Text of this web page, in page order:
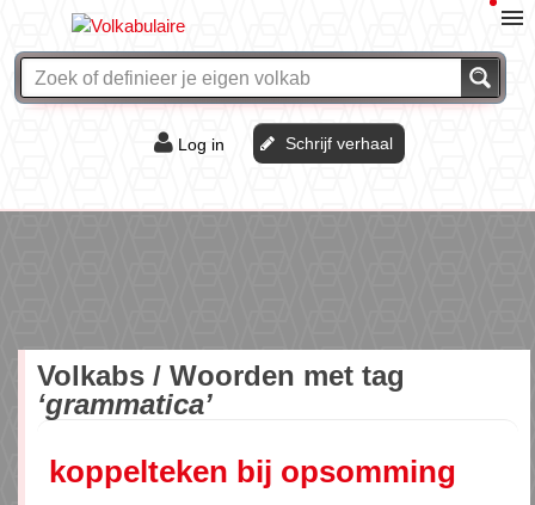
Log in Schrijf verhaal
Volkabs / Woorden met tag
‘grammatica’
koppelteken bij opsomming